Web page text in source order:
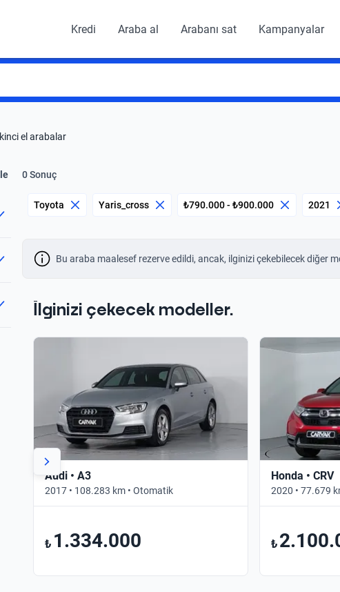
Kredi Araba al Arabanı sat Kampanyalar
el arabalar
0 Sonuç
Toyota Yaris_cross ₺790.000 - ₺900.000 2021
Bu araba maalesef rezerve edildi, ancak, ilginizi çekebilecek diğer
İlginizi çekecek modeller.
Audi • A3
2017 • 108.283 km • Otomatik
₺ 1.334.000
Honda • CRV
2020 • 77.679
₺